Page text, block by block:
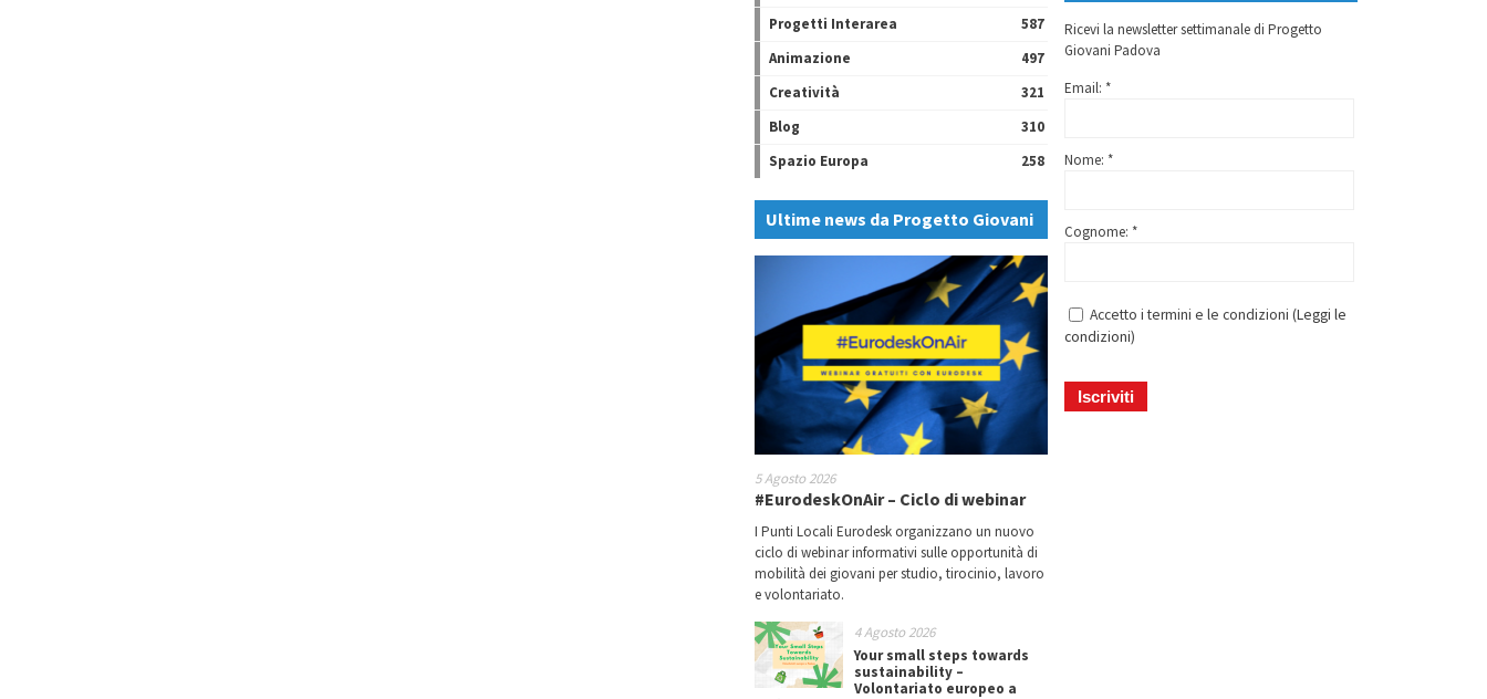
Progetti Interarea
587
Animazione
497
Creatività
321
Blog
310
Spazio Europa
258
Ultime news da Progetto Giovani
5 Agosto 2026
#EurodeskOnAir – Ciclo di webinar
I Punti Locali Eurodesk organizzano un nuovo
ciclo di webinar informativi sulle opportunità di
mobilità dei giovani per studio, tirocinio, lavoro
e volontariato.
4 Agosto 2026
Your small steps towards
sustainability –
Volontariato europeo a
Ricevi la newsletter settimanale di Progetto
Giovani Padova
Email: *
Nome: *
Cognome: *
Accetto i termini e le condizioni (Leggi le
condizioni)